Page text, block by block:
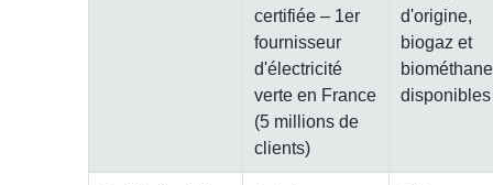
certifiée – 1er
fournisseur
d'électricité
verte en France
(5 millions de
clients)
d'origine,
biogaz et
biométhane
disponibles